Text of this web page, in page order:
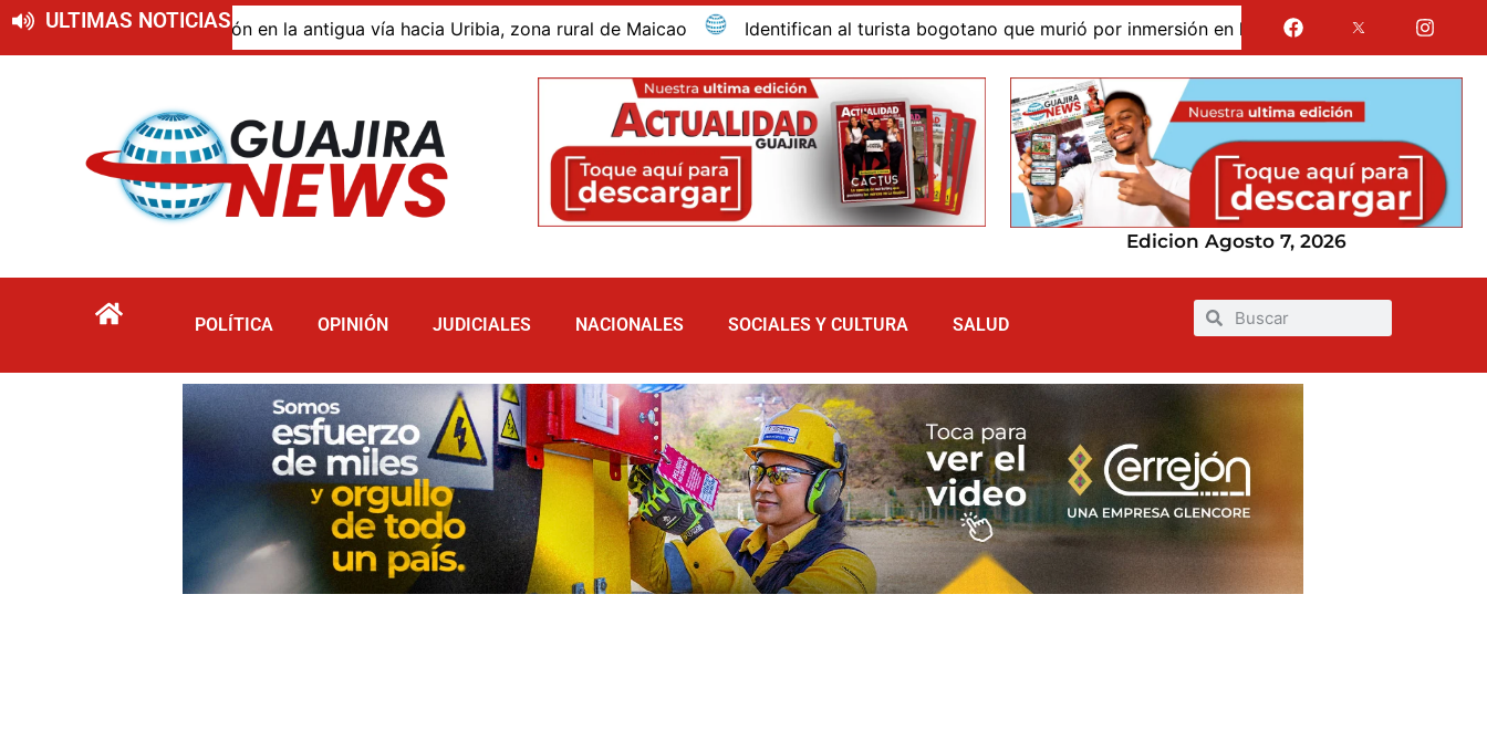
ULTIMAS NOTICIAS
de descomposición en la antigua vía hacia Uribia, zona rural de Maicao Identifican al turista bogotano que murió por inmersión en las dunas de Taroa; su cuerpo
Edicion Agosto 7, 2026
POLÍTICA OPINIÓN JUDICIALES NACIONALES SOCIALES Y CULTURA SALUD